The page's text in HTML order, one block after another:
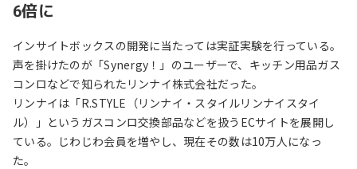
6倍に
インサイトボックスの開発に当たっては実証実験を行っている。
声を掛けたのが「Synergy！」のユーザーで、キッチン用品ガス
コンロなどで知られたリンナイ株式会社だった。
リンナイは「R.STYLE（リンナイ・スタイルリンナイスタイ
ル）」というガスコンロ交換部品などを扱うECサイトを展開し
ている。じわじわ会員を増やし、現在その数は10万人になっ
た。